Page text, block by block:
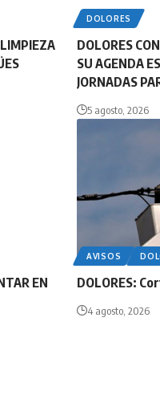
DOLORES
DOLORES
SU AGENDA
JORNADAS
5 agosto, 2026
EN
AVISOS
DOLORES:
4 agosto, 2026